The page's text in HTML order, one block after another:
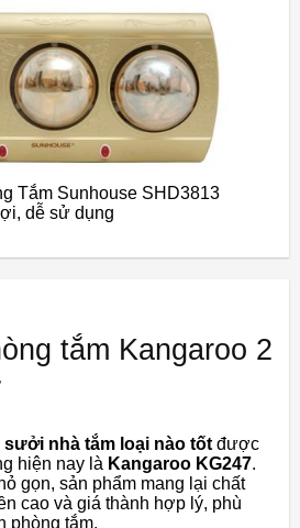
Tắm Sunhouse SHD3813
dễ sử dụng
tắm Kangaroo 2
sưởi nhà tắm loại nào tốt được
hiện nay là Kangaroo KG247.
gọn, sản phẩm mang lại chất
cao và giá thành hợp lý, phù
phòng tắm.